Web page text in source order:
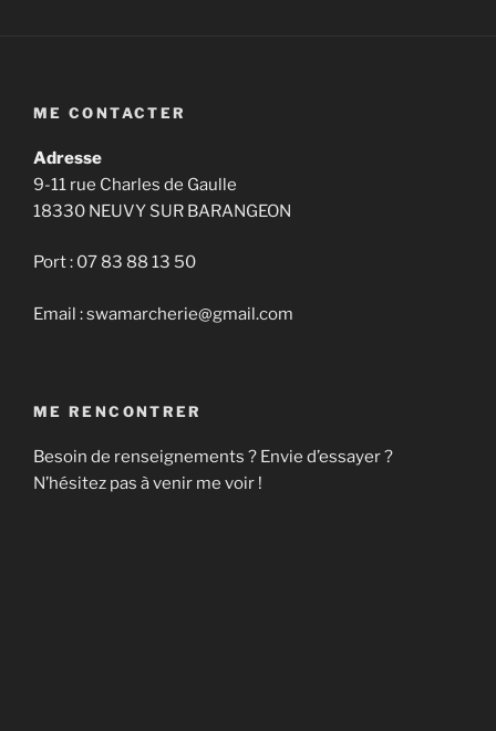
ME CONTACTER
Adresse
9-11 rue Charles de Gaulle
18330 NEUVY SUR BARANGEON
Port : 07 83 88 13 50
Email : swamarcherie@gmail.com
ME RENCONTRER
Besoin de renseignements ? Envie d’essayer ?
N’hésitez pas à venir me voir !